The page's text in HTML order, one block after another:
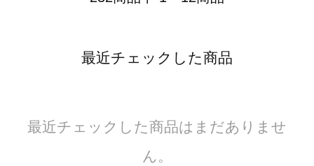
最近チェックした商品
最近チェックした商品はまだありませ
ん。